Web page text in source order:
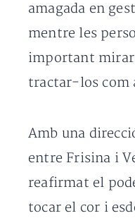
amagada en
mentre les
important mirar
tractar-los com
Amb una
entre Frisina i
reafirmat el
tocar el cor i